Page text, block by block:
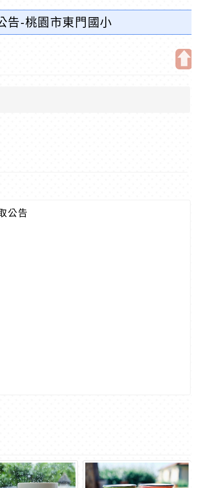
告-桃園市東門國小
公告